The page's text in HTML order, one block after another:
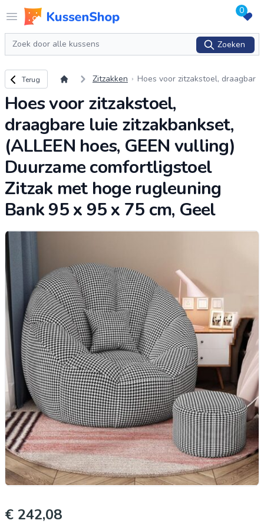
Open menu
Logo www.kussenshop.nl 0
Zoeken
Zoeken
Terug naar overzicht
Terug Zitzakken
Hoes voor zitzakstoel, draagbar
es, GEEN vulling) Duurzame com
Hoes voor zitzakstoel,
draagbare luie zitzakbankset,
(ALLEEN hoes, GEEN vulling)
Duurzame comfortligstoel
Zitzak met hoge rugleuning
Bank 95 x 95 x 75 cm, Geel
€ 242,08